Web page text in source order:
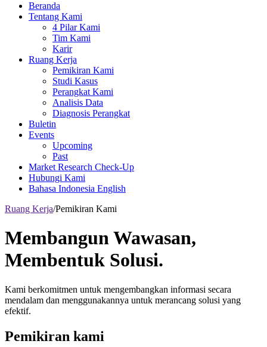
Beranda
Tentang Kami
4 Pilar Kami
Tim Kami
Karir
Ruang Kerja
Pemikiran Kami
Studi Kasus
Perangkat Kami
Analisis Data
Diagnosis Perangkat
Buletin
Events
Upcoming
Past
Market Research Check-Up
Hubungi Kami
Bahasa Indonesia English
Ruang Kerja/Pemikiran Kami
Membangun Wawasan,
Membentuk Solusi.
Kami berkomitmen untuk mengembangkan informasi secara
mendalam dan menggunakannya untuk merancang solusi yang
efektif.
Pemikiran kami